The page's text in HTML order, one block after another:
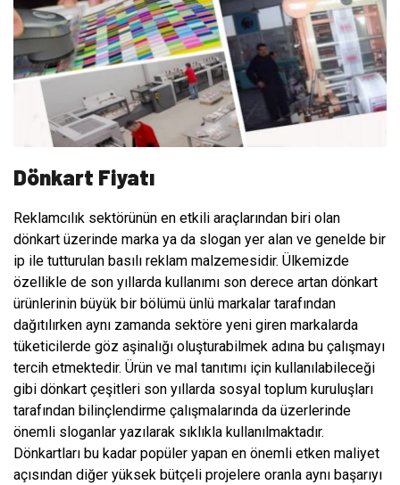
Dönkart Fiyatı
Reklamcılık sektörünün en etkili araçlarından biri olan
dönkart üzerinde marka ya da slogan yer alan ve genelde bir
ip ile tutturulan basılı reklam malzemesidir. Ülkemizde
özellikle de son yıllarda kullanımı son derece artan dönkart
ürünlerinin büyük bir bölümü ünlü markalar tarafından
dağıtılırken aynı zamanda sektöre yeni giren markalarda
tüketicilerde göz aşinalığı oluşturabilmek adına bu çalışmayı
tercih etmektedir. Ürün ve mal tanıtımı için kullanılabileceği
gibi dönkart çeşitleri son yıllarda sosyal toplum kuruluşları
tarafından bilinçlendirme çalışmalarında da üzerlerinde
önemli sloganlar yazılarak sıklıkla kullanılmaktadır.
Dönkartları bu kadar popüler yapan en önemli etken maliyet
açısından diğer yüksek bütçeli projelere oranla aynı başarıyı